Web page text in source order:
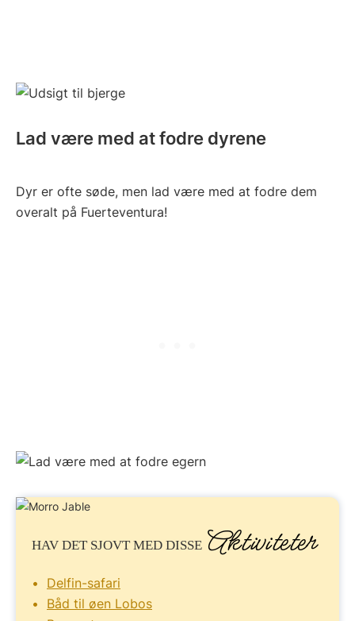
Lad være med at fodre dyrene
Dyr er ofte søde, men lad være med at fodre dem
overalt på Fuerteventura!
HAV DET SJOVT MED DISSE Aktiviteter
Delfin-safari
Båd til øen Lobos